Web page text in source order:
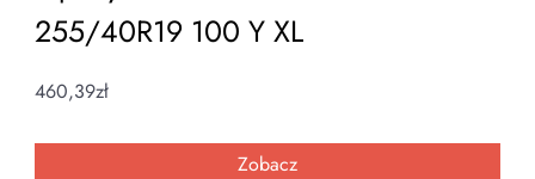
255/40R19 100 Y XL
460,39zł
Zobacz